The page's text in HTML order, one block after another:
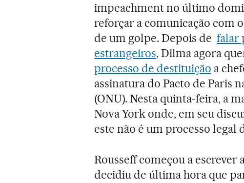
impeachment no último
reforçar a comunicação com
de um golpe. Depois de falar
estrangeiros, Dilma agora
processo de destituição a
assinatura do Pacto de Paris
(ONU). Nesta quinta-feira, a
Nova York onde, em seu
este não é um processo
Rousseff começou a escrever
decidiu de última hora que